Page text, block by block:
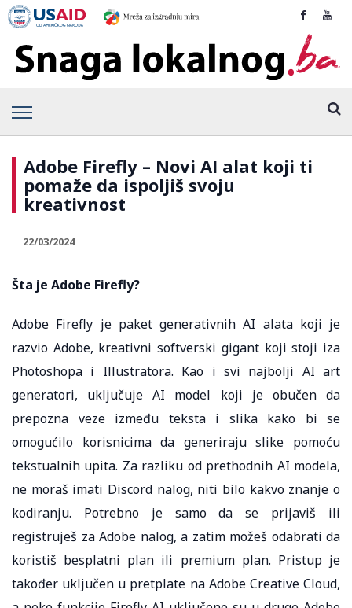
Adobe Firefly – Novi AI alat koji ti
pomaže da ispoljiš svoju
kreativnost
22/03/2024
Šta je Adobe Firefly?
Adobe Firefly je paket generativnih AI alata koji je
razvio Adobe, kreativni softverski gigant koji stoji iza
Photoshopa i Illustratora. Kao i svi najbolji AI art
generatori, uključuje AI model koji je obučen da
prepozna veze između teksta i slika kako bi se
omogućilo korisnicima da generiraju slike pomoću
tekstualnih upita. Za razliku od prethodnih AI modela,
ne moraš imati Discord nalog, niti bilo kakvo znanje o
kodiranju. Potrebno je samo da se prijaviš ili
registruješ za Adobe nalog, a zatim možeš odabrati da
koristiš besplatni plan ili premium plan. Pristup je
također uključen u pretplate na Adobe Creative Cloud,